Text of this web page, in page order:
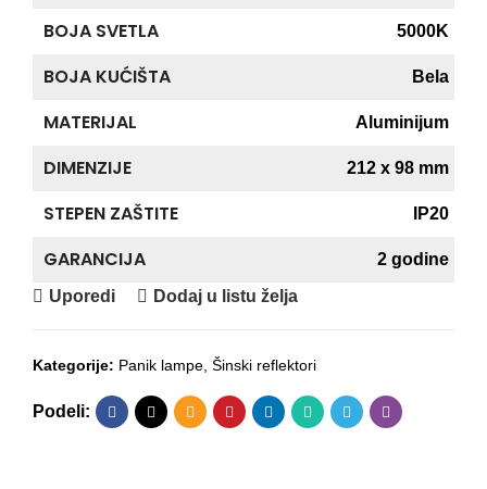
BOJA SVETLA 5000K
BOJA KUĆIŠTA Bela
MATERIJAL Aluminijum
DIMENZIJE 212 x 98 mm
STEPEN ZAŠTITE IP20
GARANCIJA
2 godine
Uporedi
Dodaj u listu želja
Kategorije: Panik lampe Šinski reflektori
Podeli: